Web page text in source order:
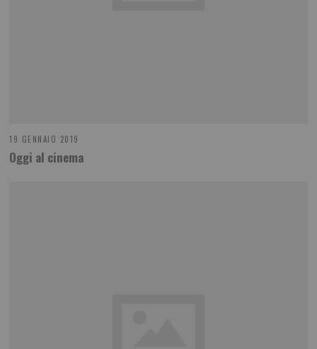
19 GENNAIO 2019
Oggi al cinema